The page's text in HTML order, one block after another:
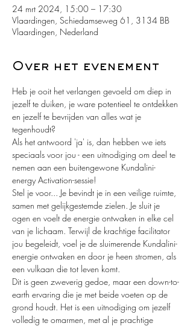
24 mrt 2024, 15:00 – 17:30
Vlaardingen, Schiedamseweg 61, 3134 BB
Vlaardingen, Nederland
Over het evenement
Heb je ooit het verlangen gevoeld om diep in
jezelf te duiken, je ware potentieel te ontdekken
en jezelf te bevrijden van alles wat je
tegenhoudt?
Als het antwoord 'ja' is, dan hebben we iets
speciaals voor jou - een uitnodiging om deel te
nemen aan een buitengewone Kundalini-
energy Activation-sessie!
Stel je voor... Je bevindt je in een veilige ruimte,
samen met gelijkgestemde zielen. Je sluit je
ogen en voelt de energie ontwaken in elke cel
van je lichaam. Terwijl de krachtige facilitator
jou begeleidt, voel je de sluimerende Kundalini-
energie ontwaken en door je heen stromen, als
een vulkaan die tot leven komt.
Dit is geen zweverig gedoe, maar een down-to-
earth ervaring die je met beide voeten op de
grond houdt. Het is een uitnodiging om jezelf
volledig te omarmen, met al je prachtige